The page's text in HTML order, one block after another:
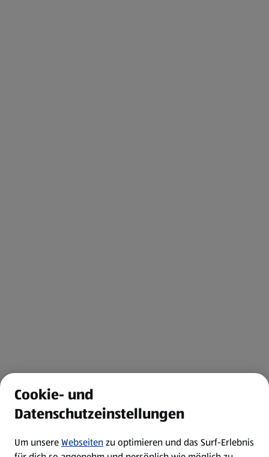
Cookie- und
Datenschutzeinstellungen
Um unsereWebseitenzu optimieren und das Surf-Erlebnis